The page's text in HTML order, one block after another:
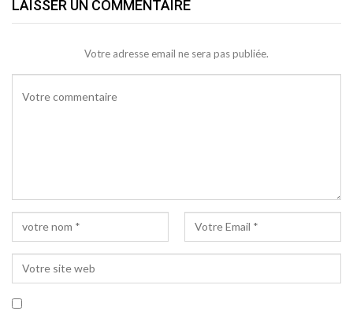
LAISSER UN COMMENTAIRE
Votre adresse email ne sera pas publiée.